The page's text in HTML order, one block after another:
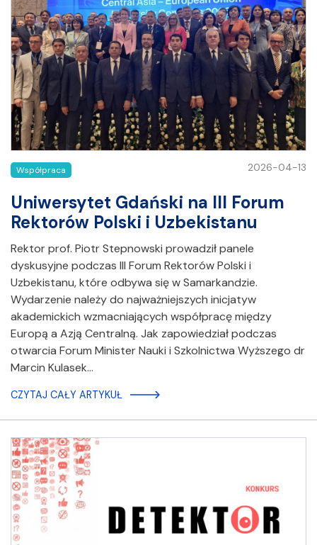
Współpraca 2026-04-13
Uniwersytet Gdański na III Forum
Rektorów Polski i Uzbekistanu
Rektor prof. Piotr Stepnowski prowadził panele
dyskusyjne podczas III Forum Rektorów Polski i
Uzbekistanu, które odbywa się w Samarkandzie.
Wydarzenie należy do najważniejszych inicjatyw
akademickich wzmacniających współpracę między
Europą a Azją Centralną. Jak zapowiedział podczas
otwarcia Forum Minister Nauki i Szkolnictwa Wyższego dr
Marcin Kulasek…
CZYTAJ CAŁY ARTYKUŁ